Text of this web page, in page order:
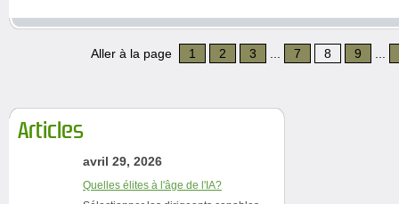
Aller à la page 1 2 3 7 8 9
Articles
avril 29, 2026
Quelles élites à l'âge de l'IA?